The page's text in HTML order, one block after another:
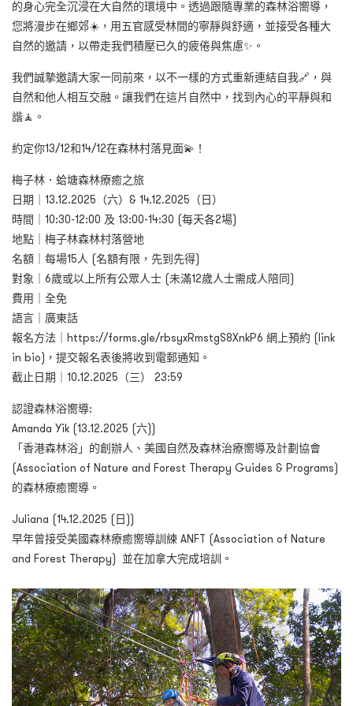
的身心完全沉浸在大自然的環境中。透過跟隨專業的森林浴嚮導，
您將漫步在鄉郊☀️，用五官感受林間的寧靜與舒適，並接受各種大
自然的邀請，以帶走我們積壓已久的疲倦與焦慮✨。
我們誠摯邀請大家一同前來，以不一樣的方式重新連結自我🔗，與
自然和他人相互交融。讓我們在這片自然中，找到內心的平靜與和
諧🧘。
約定你13/12和14/12在森林村落見面💫！
梅子林．蛤塘森林療癒之旅
日期｜13.12.2025（六）& 14.12.2025（日）
時間｜10:30-12:00 及 13:00-14:30 (每天各2場)
地點｜梅子林森林村落營地
名額｜每場15人 (名額有限，先到先得)
對象｜6歲或以上所有公眾人士 (未滿12歲人士需成人陪同)
費用｜全免
語言｜廣東話
報名方法｜https://forms.gle/rbsyxRmstgS8XnkP6 網上預約 (link
in bio)，提交報名表後將收到電郵通知。
截止日期｜10.12.2025（三） 23:59
認證森林浴嚮導:
Amanda Yik (13.12.2025 (六))
「香港森林浴」的創辦人、美國自然及森林治療嚮導及計劃協會
(Association of Nature and Forest Therapy Guides & Programs)
的森林療癒嚮導。
Juliana (14.12.2025 (日))
早年曾接受美國森林療癒嚮導訓練 ANFT (Association of Nature
and Forest Therapy) 並在加拿大完成培訓。